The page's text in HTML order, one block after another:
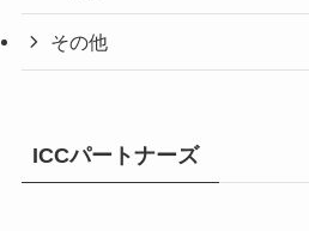
その他
ICCパートナーズ